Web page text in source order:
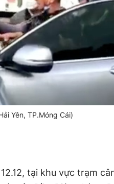
Yên, TP.Móng Cái)
tại khu vực trạm